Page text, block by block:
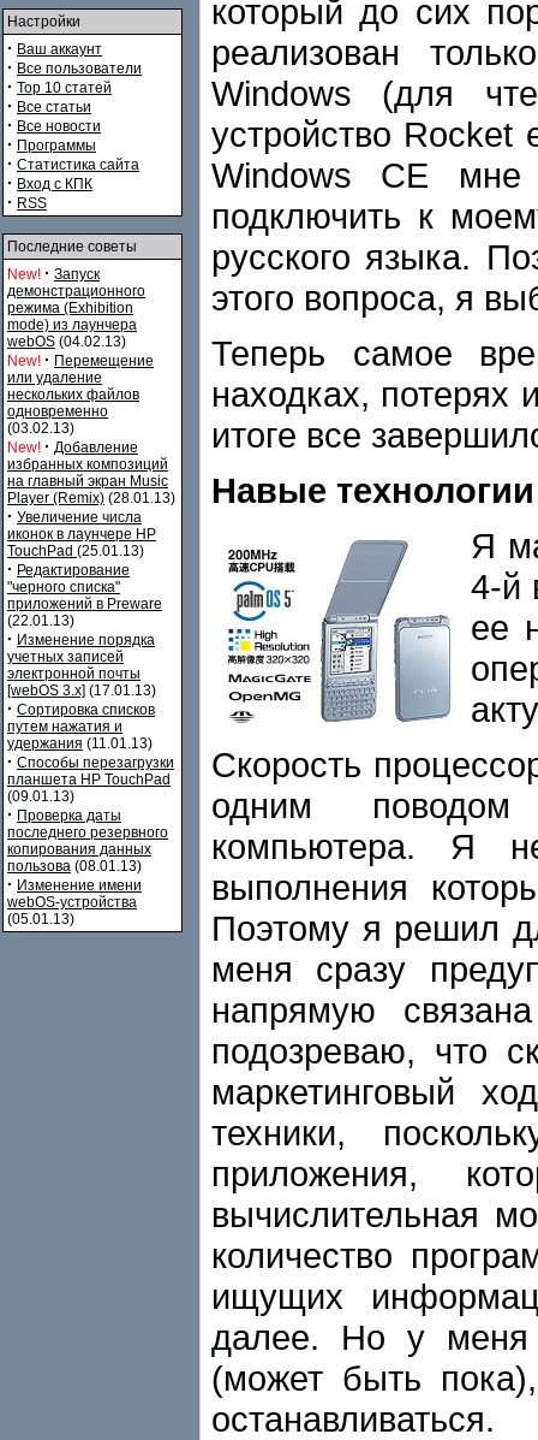
Настройки
· Ваш аккаунт
· Все пользователи
· Top 10 статей
· Все статьи
· Все новости
· Программы
· Статистика сайта
· Вход с КПК
· RSS
Последние советы
New! · Запуск
демонстрационного
режима (Exhibition
mode) из лаунчера
webOS (04.02.13)
New! · Перемещение
или удаление
нескольких файлов
одновременно
(03.02.13)
New! · Добавление
избранных композиций
на главный экран Music
Player (Remix) (28.01.13)
· Увеличение числа
иконок в лаунчере HP
TouchPad (25.01.13)
· Редактирование
"черного списка"
приложений в Preware
(22.01.13)
· Изменение порядка
учетных записей
электронной почты
[webOS 3.x] (17.01.13)
· Сортировка списков
путем нажатия и
удержания (11.01.13)
· Способы перезагрузки
планшета HP TouchPad
(09.01.13)
· Проверка даты
последнего резервного
копирования данных
пользова (08.01.13)
· Изменение имени
webOS-устройства
(05.01.13)
который до сих
реализован
Windows (для
устройство
Windows CE
подключить к
русского языка.
этого вопроса, я
Теперь самое
находках, потерях
итоге все
Навые технологии
Я
4-й
ее
Скорость
одним поводом
компьютера. Я
выполнения
Поэтому я решил
меня сразу
напрямую
подозреваю, что
маркетинговый
техники,
приложения,
вычислительная
количество
ищущих
далее. Но у меня
(может быть
останавливаться.